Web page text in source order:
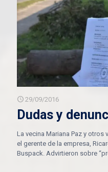
29/09/2016
Dudas y
La vecina Mariana Paz y otros
el gerente de la empresa,
Buspack. Advirtieron sobre